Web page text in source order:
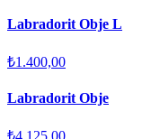
Labradorit Obje L
₺1.400,00
Labradorit Obje